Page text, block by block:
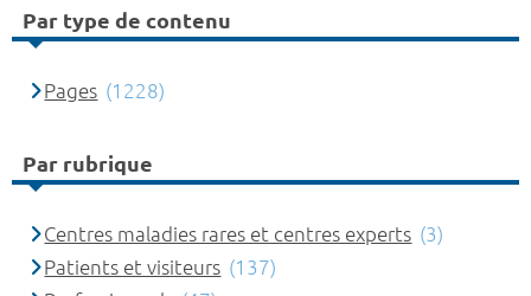
Par type de contenu
Pages (1228)
Par rubrique
Centres maladies rares et centres experts (3)
Patients et visiteurs (137)